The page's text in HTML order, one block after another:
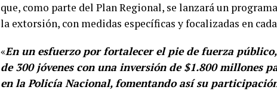
que, como parte del Plan Regional, se lanzará un
la extorsión, con medidas específicas y focalizadas en
«En un esfuerzo por fortalecer el pie de fuerza
de 300 jóvenes con una inversión de $1.800 millones
en la Policía Nacional, fomentando así su